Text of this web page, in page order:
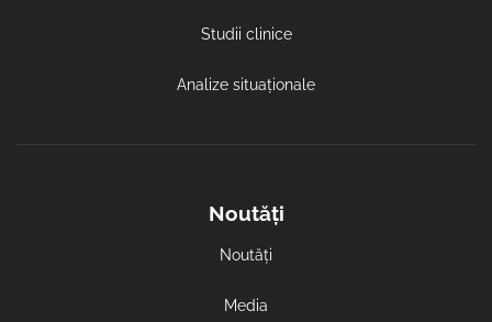
Studii clinice
Analize situaționale
Noutăți
Noutăți
Media